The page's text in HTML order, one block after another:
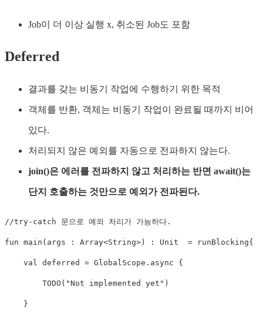
Job이 더 이상 실행 x, 취소된 Job도 포함
Deferred
결과를 갖는 비동기 작업에 수행하기 위한 목적
객체를 반환, 객체는 비동기 작업이 완료될 때까지 비어
있다.
처리되지 않은 예외를 자동으로 전파하지 않는다.
join()은 에러를 전파하지 않고 처리하는 반면 await()는
단지 호출하는 것만으로 예외가 전파된다.
//try-catch 문으로 예외 처리가 가능하다.
fun main ( args : Array<String>) : Unit = runBlocking{
val deferred = GlobalScope . async {
TODO ( "Not implemented yet" )
}